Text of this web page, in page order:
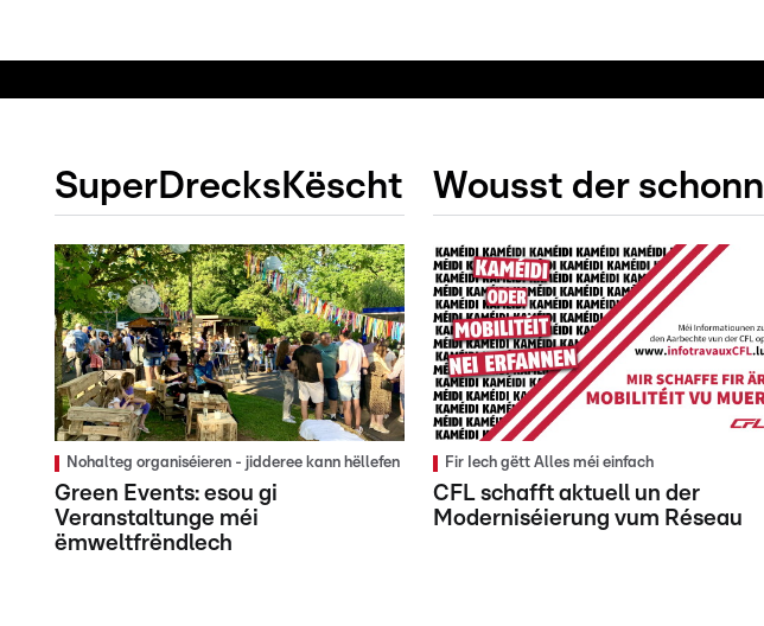
SuperDrecksKëscht
Nohalteg organiséieren - jidderee kann hëllefen
Green Events: esou gi
Veranstaltunge méi
ëmweltfrëndlech
Wousst der schonn
Fir Iech gëtt Alles méi einfach
CFL schafft aktuell un der
Moderniséierung vum Réseau